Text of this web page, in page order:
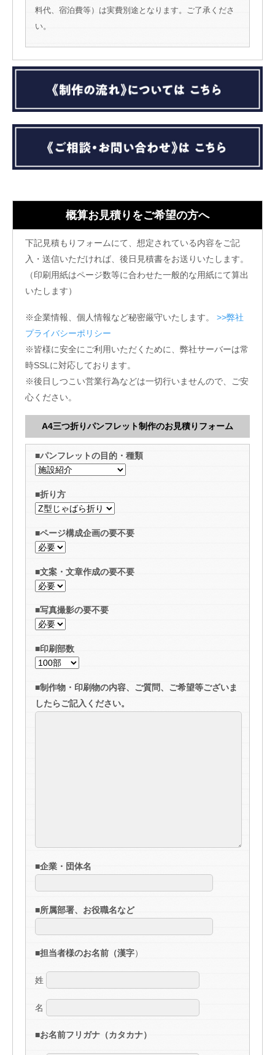
料代、宿泊費等）は実費別途となります。ご了承くださ
い。
概算お見積りをご希望の方へ
下記見積もりフォームにて、想定されている内容をご記
入・送信いただければ、後日見積書をお送りいたします。
（印刷用紙はページ数等に合わせた一般的な用紙にて算出
いたします）
※企業情報、個人情報など秘密厳守いたします。
>>弊社
プライバシーポリシー
※皆様に安全にご利用いただくために、弊社サーバーは常
時SSLに対応しております。
※後日しつこい営業行為などは一切行いませんので、ご安
心ください。
A4三つ折りパンフレット制作のお見積りフォーム
■パンフレットの目的・種類
■折り方
■ページ構成企画の要不要
■文案・文章作成の要不要
■写真撮影の要不要
■印刷部数
■制作物・印刷物の内容、ご質問、ご希望等ございま
したらご記入ください。
■企業・団体名
■所属部署、お役職名など
■担当者様のお名前（漢字）
姓
名
■お名前フリガナ（カタカナ）